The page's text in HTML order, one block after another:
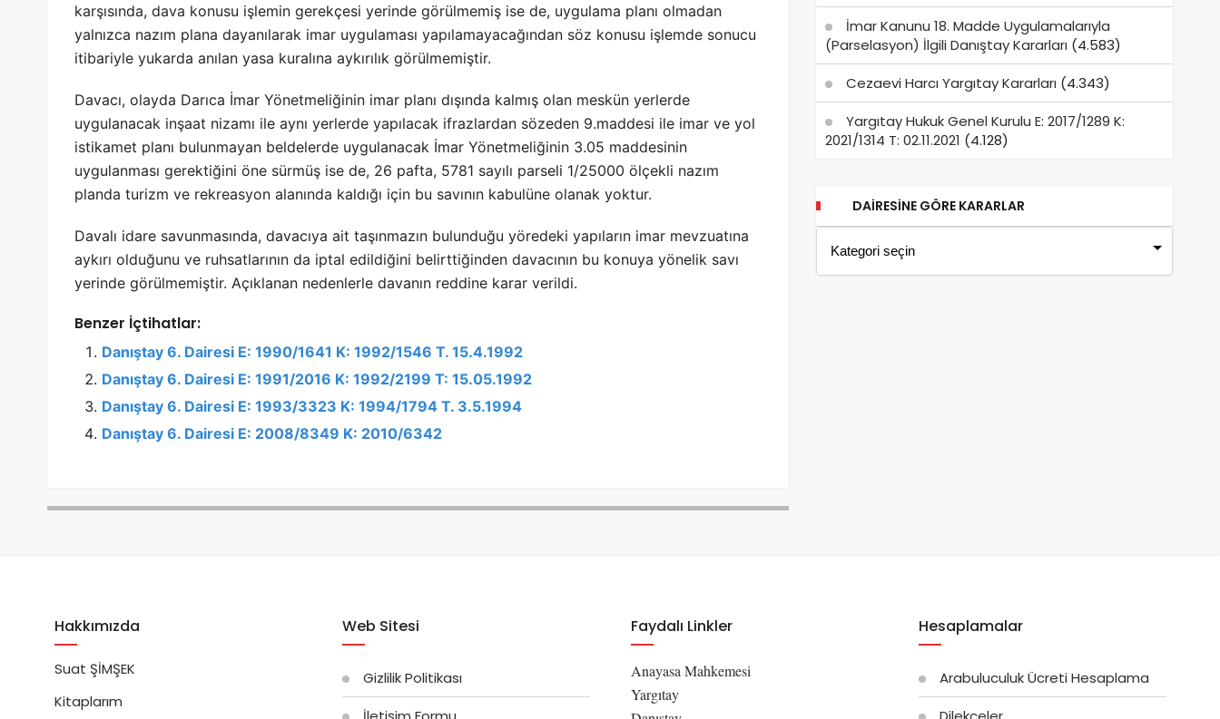
karşısında, dava konusu işlemin gerekçesi yerinde görülmemiş ise de, uygulama planı olmadan
yalnızca nazım plana dayanılarak imar uygulaması yapılamayacağından söz konusu işlemde sonucu
itibariyle yukarda anılan yasa kuralına aykırılık görülmemiştir.
Davacı, olayda Darıca İmar Yönetmeliğinin imar planı dışında kalmış olan meskün yerlerde
uygulanacak inşaat nizamı ile aynı yerlerde yapılacak ifrazlardan sözeden 9.maddesi ile imar ve yol
istikamet planı bulunmayan beldelerde uygulanacak İmar Yönetmeliğinin 3.05 maddesinin
uygulanması gerektiğini öne sürmüş ise de, 26 pafta, 5781 sayılı parseli 1/25000 ölçekli nazım
planda turizm ve rekreasyon alanında kaldığı için bu savının kabulüne olanak yoktur.
Davalı idare savunmasında, davacıya ait taşınmazın bulunduğu yöredeki yapıların imar mevzuatına
aykırı olduğunu ve ruhsatlarının da iptal edildiğini belirttiğinden davacının bu konuya yönelik savı
yerinde görülmemiştir. Açıklanan nedenlerle davanın reddine karar verildi.
Benzer İçtihatlar:
Danıştay 6. Dairesi E: 1990/1641 K: 1992/1546 T. 15.4.1992
Danıştay 6. Dairesi E: 1991/2016 K: 1992/2199 T: 15.05.1992
Danıştay 6. Dairesi E: 1993/3323 K: 1994/1794 T. 3.5.1994
Danıştay 6. Dairesi E: 2008/8349 K: 2010/6342
İmar Kanunu 18. Madde Uygulamalarıyla
(Parselasyon) İlgili Danıştay Kararları (4.583)
Cezaevi Harcı Yargıtay Kararları (4.343)
Yargıtay Hukuk Genel Kurulu E: 2017/1289 K:
2021/1314 T: 02.11.2021 (4.128)
DAIRESINE GÖRE KARARLAR
Hakkımızda
Suat ŞİMŞEK
Kitaplarım
Web Sitesi
Gizlilik Politikası
Faydalı Linkler
Anayasa Mahkemesi
Yargıtay
Hesaplamalar
Arabuluculuk Ücreti Hesaplama